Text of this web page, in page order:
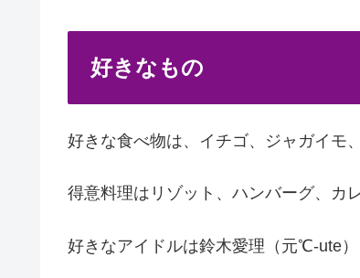
好きなもの
好きな食べ物は、イチゴ、ジャガイモ
得意料理はリゾット、ハンバーグ、カレ
好きなアイドルは鈴木愛理（元℃-ute